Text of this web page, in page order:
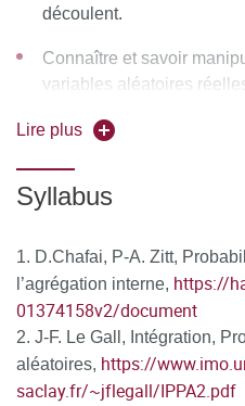
découlent.
Connaître et savoir
variables aléatoires
Appréhender les vecteurs
d’une suite de variables
les formulations
convergence et savoir les
contextes.
Lire plus
Syllabus
D.Chafai, P-A. Zitt,
l’agrégation interne, https://
01374158v2/document
J-F. Le Gall, Intégration,
aléatoires, https://
saclay.fr/~jflegall/IPPA2.pdf